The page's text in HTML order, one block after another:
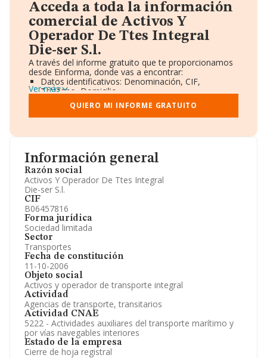
Información general
Razón social
Activos Y Operador De Ttes Integral
Die-ser S.l.
CIF
B06457816
Forma jurídica
Sociedad limitada
Sector
Transportes
Fecha de constitución
11-10-2006
Objeto social
Activos y operador de transporte integral
Actividad
Agencias de transporte, transitarios
Actividad CNAE
5222 - Actividades auxiliares del transporte marítimo y
por vías navegables interiores
Estado de la empresa
Cierre de hoja registral
Acceda a toda la información
comercial de Activos Y
Operador De Ttes Integral
Die-ser S.l.
A través del informe gratuito que te proporcionamos
desde Einforma, donde vas a encontrar:
Datos identificativos: Denominación, CIF,
Teléfono, Domicilio.
Informe Mercantil Completo (BORME).
Gráficos de Evolución Ventas y Empleados.
Consejo de Administración y Administradores.
Accionistas.
Artículos de prensa publicados sobre la empresa.
Información oficial y registral complementaria.
Ver más
QUIERO MI INFORME GRATUITO